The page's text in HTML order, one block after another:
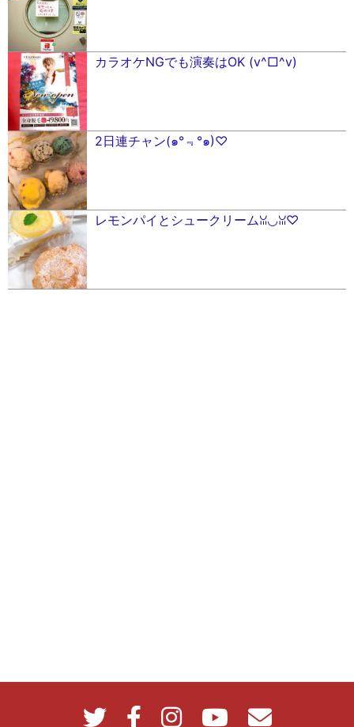
カラオケNGでも演奏はOK (v^□^v)
2日連チャン(๑°﹃°๑)♡
レモンパイとシュークリームꈍ◡ꈍ♡